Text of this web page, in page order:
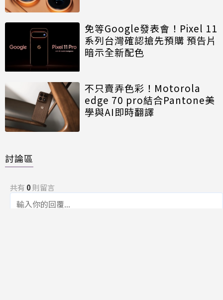
免等Google發表會！Pixel 11
系列台灣確認搶先預購 預告片
暗示全新配色
不只賣弄色彩！Motorola
edge 70 pro結合Pantone美
學與AI即時翻譯
討論區
共有 0則留言